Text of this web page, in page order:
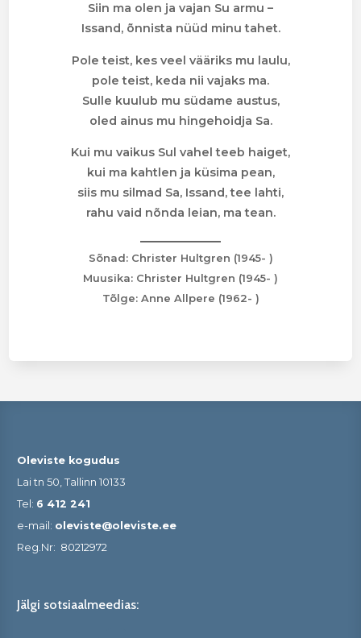
Siin ma olen ja vajan Su armu –
Issand, õnnista nüüd minu tahet.
Pole teist, kes veel vääriks mu laulu,
pole teist, keda nii vajaks ma.
Sulle kuulub mu südame austus,
oled ainus mu hingehoidja Sa.
Kui mu vaikus Sul vahel teeb haiget,
kui ma kahtlen ja küsima pean,
siis mu silmad Sa, Issand, tee lahti,
rahu vaid nõnda leian, ma tean.
Sõnad: Christer Hultgren (1945- )
Muusika: Christer Hultgren (1945- )
Tõlge: Anne Allpere (1962- )
Oleviste kogudus
Lai tn 50, Tallinn 10133
Tel: 6 412 241
e-mail: oleviste@oleviste.ee
Reg.Nr: 80212972
Jälgi sotsiaalmeedias: